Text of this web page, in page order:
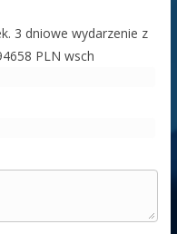
3 dniowe wydarzenie z
PLN wsch
będzie sztos , dwa
coś nie tak